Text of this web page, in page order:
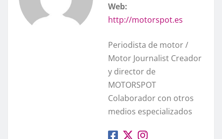
Web:
http://motorspot.es
Periodista de motor /
Motor Journalist Creador
y director de
MOTORSPOT
Colaborador con otros
medios especializados